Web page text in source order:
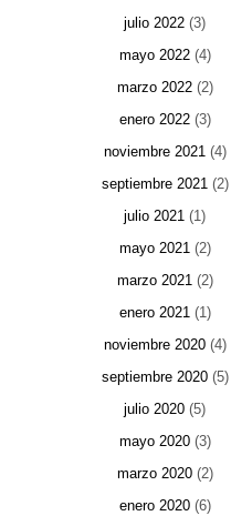
julio 2022 (3)
mayo 2022(4)
marzo 2022(2)
enero 2022(3)
noviembre 2021(4)
septiembre 2021(2)
julio 2021 (1)
mayo 2021(2)
marzo 2021(2)
enero 2021(1)
noviembre 2020(4)
septiembre 2020(5)
julio 2020 (5)
mayo 2020(3)
marzo 2020(2)
enero 2020(6)